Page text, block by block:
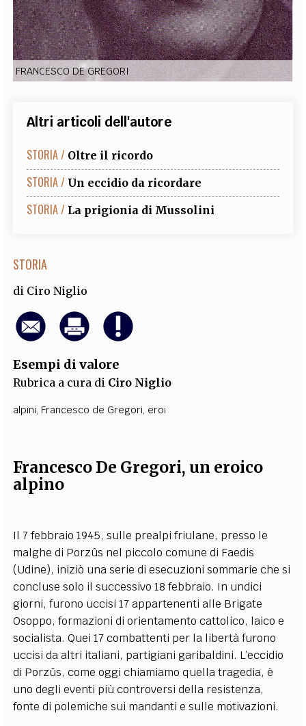
EXTRA
CODICI RUBRICHE LIBRI PROCEEDINGS PUBBLICITÀ CONTATTI
SOCIAL MEDIA
FRANCESCO DE GREGORI
Altri articoli dell'autore
STORIA / Oltre il ricordo
STORIA / Un eccidio da ricordare
STORIA / La prigionia di Mussolini
STORIA
di Ciro Niglio
Esempi di valore
Rubrica a cura di Ciro Niglio
alpini, Francesco de Gregori, eroi
Francesco De Gregori, un eroico
alpino
Il 7 febbraio 1945, sulle prealpi friulane, presso le
malghe di Porzûs nel piccolo comune di Faedis
(Udine), iniziò una serie di esecuzioni sommarie che si
concluse solo il successivo 18 febbraio. In undici
giorni, furono uccisi 17 appartenenti alle Brigate
Osoppo, formazioni di orientamento cattolico, laico e
socialista. Quei 17 combattenti per la libertà furono
uccisi da altri italiani, partigiani garibaldini. L’eccidio
di Porzûs, come oggi chiamiamo quella tragedia, è
uno degli eventi più controversi della resistenza,
fonte di polemiche sui mandanti e sulle motivazioni.